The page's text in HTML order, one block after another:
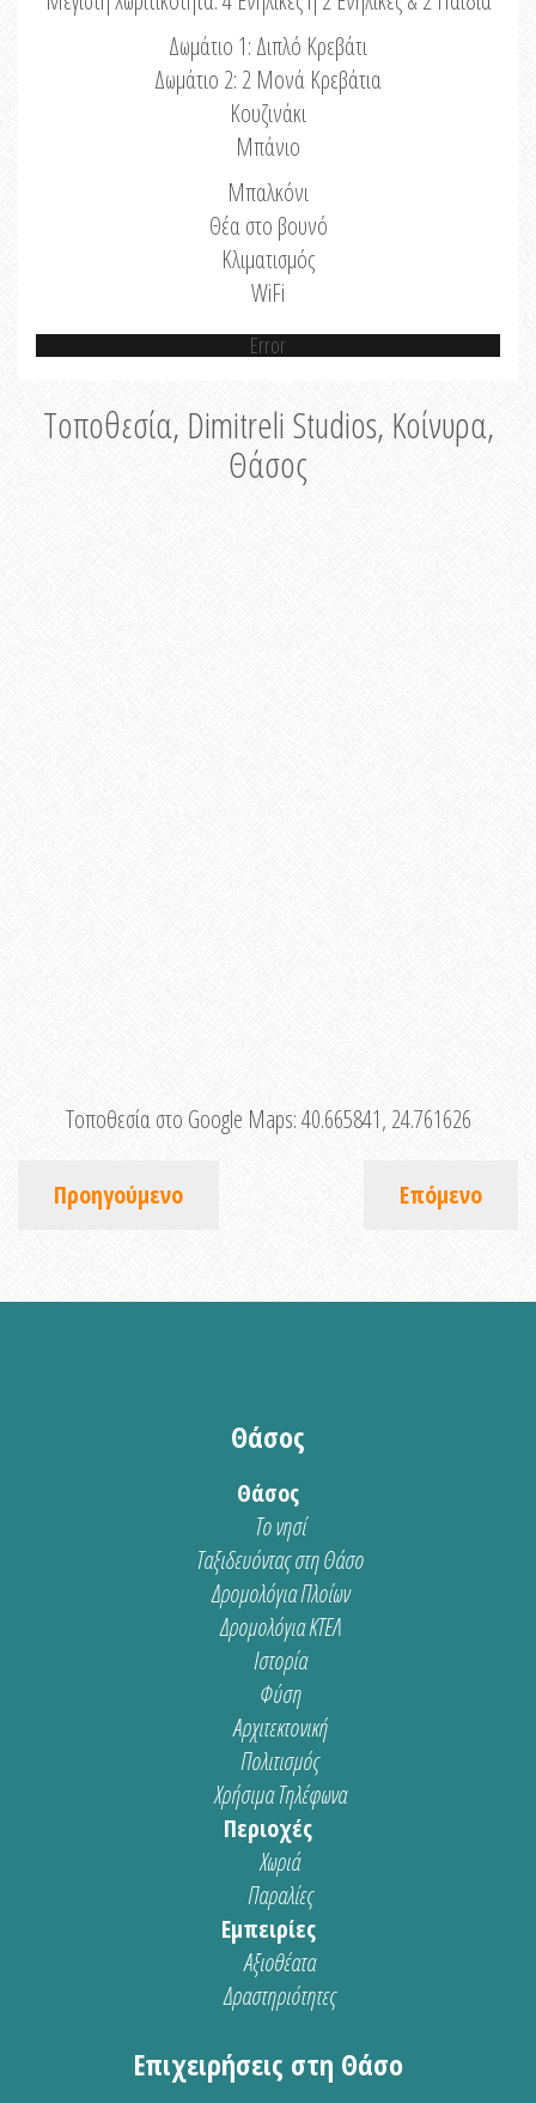
Δωμάτιο 1: Διπλό Κρεβάτι
Δωμάτιο 2: 2 Μονά Κρεβάτια
Κουζινάκι
Μπάνιο
Μπαλκόνι
Θέα στο βουνό
Κλιματισμός
WiFi
Error
Τοποθεσία, Dimitreli Studios, Κοίνυρα,
Θάσος
Τοποθεσία στο Google Maps:40.665841, 24.761626
Προηγούμενο Επόμενο
Θάσος
Θάσος
Το νησί
Ταξιδευόντας στη Θάσο
Δρομολόγια Πλοίων
Δρομολόγια ΚΤΕΛ
Ιστορία
Φύση
Αρχιτεκτονική
Πολιτισμός
Χρήσιμα Τηλέφωνα
Περιοχές
Χωριά
Παραλίες
Εμπειρίες
Αξιοθέατα
Δραστηριότητες
Επιχειρήσεις στη Θάσο